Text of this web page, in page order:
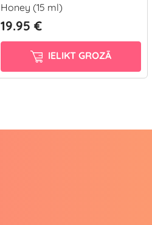
Honey (15 ml)
19.95 €
IELIKT GROZĀ